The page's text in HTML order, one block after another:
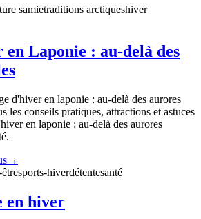
samietraditions arctiqueshiver
Laponie : au-delà des
d'hiver en laponie : au-delà des aurores
les conseils pratiques, attractions et astuces
en laponie : au-delà des aurores
→
sports-hiverdétentesanté
en hiver